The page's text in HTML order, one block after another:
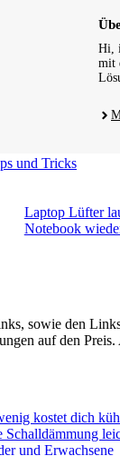
Hi,
mit
und Tricks
Laptop Lüfter
Notebook
sowie den
auf den
kostet dich
und Erwachsene